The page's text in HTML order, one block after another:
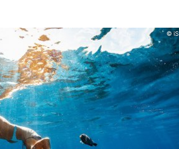
©